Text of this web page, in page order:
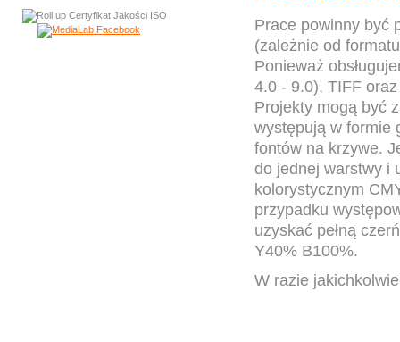
Prace powinny być
(zależnie od
Ponieważ
4.0 - 9.0), TIFF
Projekty mogą być
występują w formie
fontów na krzywe.
do jednej warstwy i
kolorystycznym
przypadku
uzyskać pełną
Y40% B100%.
W razie